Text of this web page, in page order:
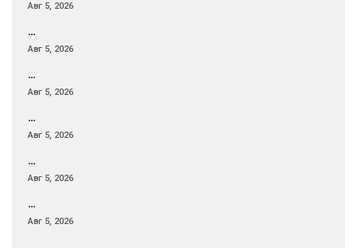
Авг 5, 2026
…
Авг 5, 2026
…
Авг 5, 2026
…
Авг 5, 2026
…
Авг 5, 2026
…
Авг 5, 2026